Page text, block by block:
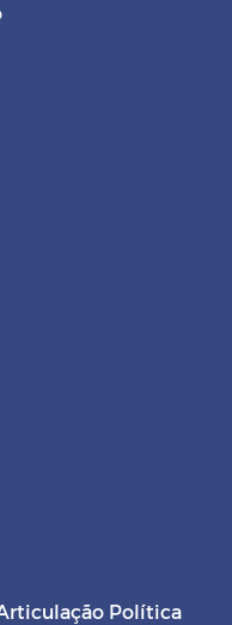
Política